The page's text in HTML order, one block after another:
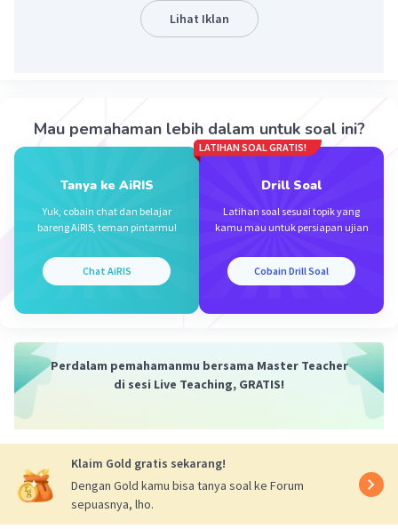
Hambatan 2 (R2) = 4𝞨
Hambatan 3 (R3) = 4𝞨
Rp = 6/5 𝞨
Hambatan total (Rt)
Rt = Rs + Rp
= 16/5 = 3,2 𝞨
Dit: Arus (I)=.....?
Arus (I) = Vt / Rt
Jadi, arusnya adalah 5 Ampere.
Sumber W Community Level 72
02 April 2024 00:26
Lihat Iklan
Mau pemahaman lebih dalam untuk soal ini?
Tanya ke AiRIS
Yuk, cobain chat dan belajar
bareng AiRIS, teman pintarmu!
Chat AiRIS
LATIHAN SOAL GRATIS!
Drill Soal
Latihan soal sesuai topik yang
kamu mau untuk persiapan ujian
Cobain Drill Soal
Perdalam pemahamanmu bersama Master Teacher
di sesi Live Teaching, GRATIS!
Klaim Gold gratis sekarang!
Dengan Gold kamu bisa tanya soal ke Forum
sepuasnya, lho.